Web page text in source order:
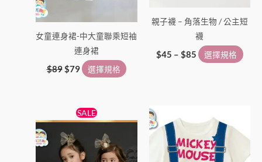
女童連身裙-中大童聯乘短袖
連身裙
$89 $79 選擇規格
親子襪 – 角落生物 / 公主短
襪
$45 – $85 選擇規格
SALE
始
價
格：
$138。
目
前
格：
$89。
有
產
有